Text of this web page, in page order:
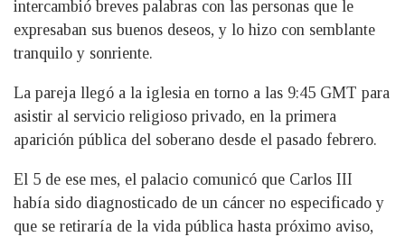
intercambió breves palabras con las personas que le
expresaban sus buenos deseos, y lo hizo con semblante
tranquilo y sonriente.
La pareja llegó a la iglesia en torno a las 9:45 GMT para
asistir al servicio religioso privado, en la primera
aparición pública del soberano desde el pasado febrero.
El 5 de ese mes, el palacio comunicó que Carlos III
había sido diagnosticado de un cáncer no especificado y
que se retiraría de la vida pública hasta próximo aviso,